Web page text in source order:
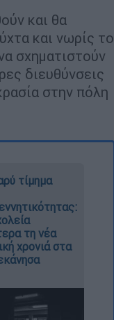
και θα
και νωρίς το
σχηματιστούν
διευθύνσεις
στην πόλη
τίμημα
τη νέα
χρονιά στα